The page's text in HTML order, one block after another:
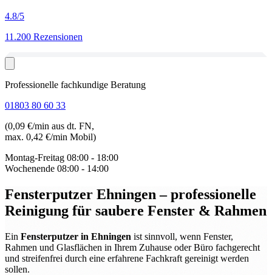
4.8/5
11.200 Rezensionen
Professionelle fachkundige Beratung
01803 80 60 33
(0,09 €/min aus dt. FN,
max. 0,42 €/min Mobil)
Montag-Freitag 08:00 - 18:00
Wochenende 08:00 - 14:00
Fensterputzer Ehningen– professionelle
Reinigung für saubere Fenster & Rahmen
Ein Fensterputzer in Ehningen ist sinnvoll, wenn Fenster,
Rahmen und Glasflächen in Ihrem Zuhause oder Büro fachgerecht
und streifenfrei durch eine erfahrene Fachkraft gereinigt werden
sollen.